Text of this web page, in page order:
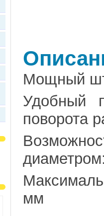
Мощный
Удобный
поворота
мм